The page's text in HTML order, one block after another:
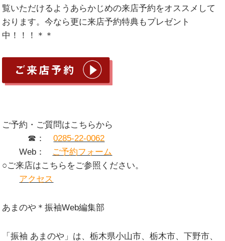
覧いただけるようあらかじめの来店予約をオススメして
おります。今なら更に来店予約特典もプレゼント
中！！！＊＊
ご予約・ご質問はこちらから
☎：
0285-22-0062
Web：
ご予約フォーム
○ご来店はこちらをご参照ください。
アクセス
あまのや＊振袖Web編集部
「振袖 あまのや」は、栃木県小山市、栃木市、下野市、